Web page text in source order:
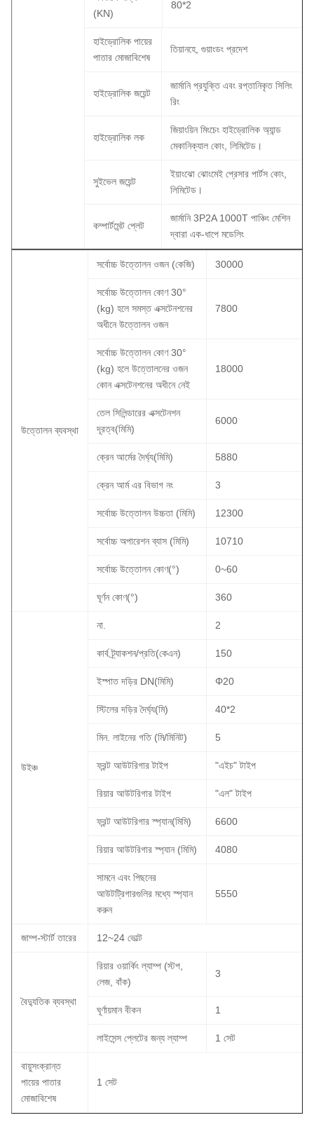
(KN)
80*2
হাইড্রোলিক পায়ের
পাতার মোজাবিশেষ
তিয়ানহে, গুয়াংডং প্রদেশ
হাইড্রোলিক জয়েন্ট
জার্মানি প্রযুক্তি এবং রপ্তানিকৃত সিলিং
রিং
হাইড্রোলিক লক
জিয়াংয়িন মিংচেং হাইড্রোলিক অ্যান্ড
মেকানিক্যাল কোং, লিমিটেড।
সুইভেল জয়েন্ট
ইয়াংঝো ঝোংমেই প্রেসার পার্টস কোং,
লিমিটেড।
কম্পার্টমেন্ট প্লেট
জার্মানি 3P2A 1000T পাঞ্চিং মেশিন
দ্বারা এক-ধাপে মডেলিং
উত্তোলন ব্যবস্থা
সর্বোচ্চ উত্তোলন ওজন (কেজি) 30000
সর্বোচ্চ উত্তোলন কোণ 30°
(kg) হলে সমস্ত এক্সটেনশনের
অধীনে উত্তোলন ওজন
7800
সর্বোচ্চ উত্তোলন কোণ 30°
(kg) হলে উত্তোলনের ওজন
কোন এক্সটেনশনের অধীনে নেই
18000
তেল সিলিন্ডারের এক্সটেনশন
দূরত্ব(মিমি)
6000
ক্রেন আর্মের দৈর্ঘ্য(মিমি) 5880
ক্রেন আর্ম এর বিভাগ নং 3
সর্বোচ্চ উত্তোলন উচ্চতা (মিমি) 12300
সর্বোচ্চ অপারেশন ব্যাস (মিমি) 10710
সর্বোচ্চ উত্তোলন কোণ(°) 0~60
ঘূর্ণন কোণ(°) 360
উইঞ্চ
না. 2
কার্ব ট্র্যাকশন/প্রতি(কেএন) 150
ইস্পাত দড়ির DN(মিমি) Φ20
স্টিলের দড়ির দৈর্ঘ্য(মি) 40*2
মিন. লাইনের গতি (মি/মিনিট) 5
ফ্রন্ট আউটরিগার টাইপ "এইচ" টাইপ
রিয়ার আউটরিগার টাইপ "এল" টাইপ
ফ্রন্ট আউটরিগার স্প্যান(মিমি) 6600
রিয়ার আউটরিগার স্প্যান (মিমি) 4080
সামনে এবং পিছনের
আউটট্রিগারগুলির মধ্যে স্প্যান
করুন
5550
জাম্প-স্টার্ট তারের 12~24 ভোল্ট
বৈদ্যুতিক ব্যবস্থা
রিয়ার ওয়ার্কিং ল্যাম্প (স্টপ,
লেজ, বাঁক)
3
ঘূর্ণায়মান বীকন 1
লাইসেন্স প্লেটের জন্য ল্যাম্প 1 সেট
বায়ুসংক্রান্ত
পায়ের পাতার
মোজাবিশেষ
1 সেট